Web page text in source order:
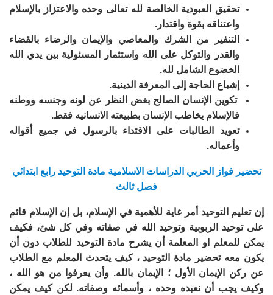
تحقيق العبودية الخالصة لله تعالى وحده والاعتزاز بالإسلام
واعتناقه بقوة واقتدار.
التنفير من الشرك والمعاصي والإيمان والرضاء بالقضاء
والقدر والتوكل على الله واستثمار المسئولية بين يدي الله
الخضوع الشامل لله.
إشباع الحاجة إلى المعرفة الدينية.
تكوين الإنسان الصالح بغض النظر عن لونه وجنسه ووطنه
فالإسلام يخاطب الإنسان بطبيعته الانسانيه فقط.
تعويد الطالبات على الاقتداء بالرسول في جميع أقواله
وأعماله.
تحضير فواز الحربي الدراسات الاسلامية مادة التوحيد رابع ابتدائي
فصل ثالث
إن تعليم التوحيد أمر غاية للأهمية في الإسلام، بل إن الإسلام قائم
على توحيد الربوبية وتوحيد الله في صفاته وفي كل شئ، فكيف
يمكن للمعلم او المعلمة أن يشرح مادة التوحيد للطلاب دون أن
يكون معه تحضير مادة التوحيد ، كيف يتحدث المعلم مع الطلاب
عن ركن الإيمان الأول ؛ الإيمان بالله. وأن يعرفوا من هو الله ،
وكيف يجب أن نعبده وحده ، وأسمائه وصفاته. لكن كيف يمكن